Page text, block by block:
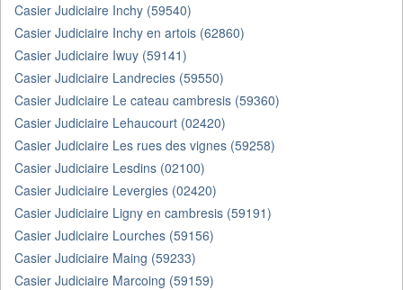
Casier Judiciaire Inchy (59540)
Casier Judiciaire Inchy en artois (62860)
Casier Judiciaire Iwuy (59141)
Casier Judiciaire Landrecies (59550)
Casier Judiciaire Le cateau cambresis (59360)
Casier Judiciaire Lehaucourt (02420)
Casier Judiciaire Les rues des vignes (59258)
Casier Judiciaire Lesdins (02100)
Casier Judiciaire Levergies (02420)
Casier Judiciaire Ligny en cambresis (59191)
Casier Judiciaire Lourches (59156)
Casier Judiciaire Maing (59233)
Casier Judiciaire Marcoing (59159)